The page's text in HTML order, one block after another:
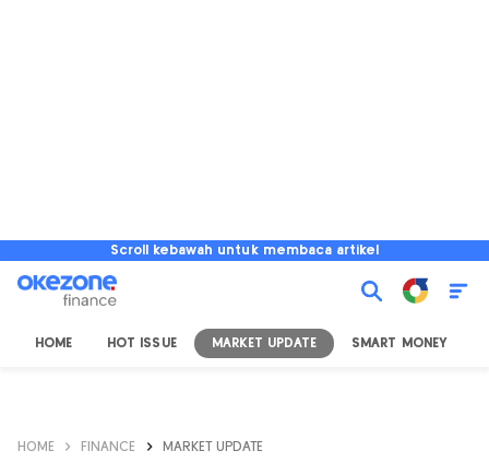
Scroll kebawah untuk membaca artikel
HOME HOT ISSUE MARKET UPDATE SMART MONEY
HOME FINANCE MARKET UPDATE